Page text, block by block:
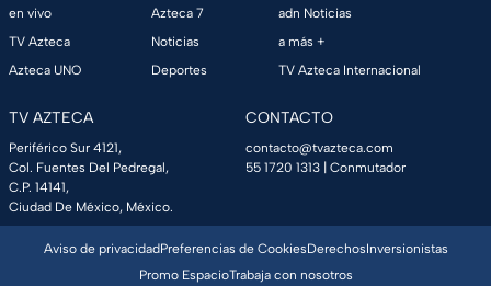
en vivo
TV Azteca
Azteca UNO
Azteca 7
Noticias
Deportes
adn Noticias
a más +
TV Azteca Internacional
TV AZTECA
Periférico Sur 4121,
Col. Fuentes Del Pedregal,
C.P. 14141,
Ciudad De México, México.
CONTACTO
contacto@tvazteca.com
55 1720 1313 | Conmutador
Aviso de privacidadPreferencias de CookiesDerechosInversionistas
Promo EspacioTrabaja con nosotros